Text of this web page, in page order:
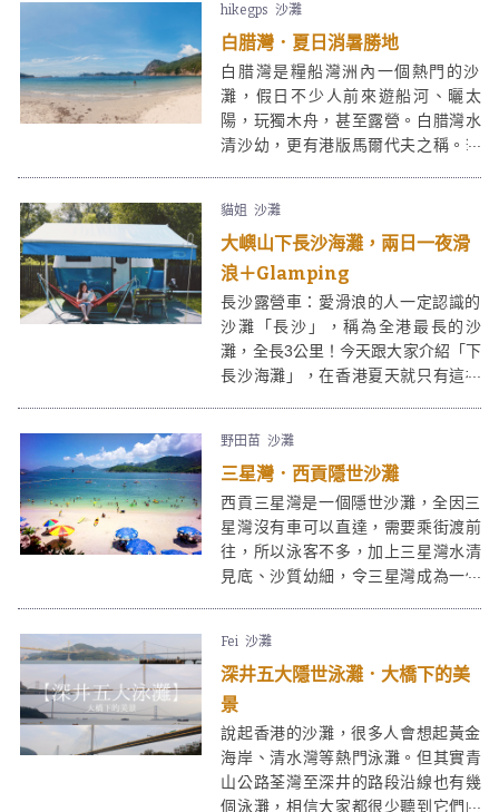
以及汲水門大橋。釣魚灣算得上「麻
雀雖小但五臟俱全」的泳灘，燒烤
場、更衣室、淋浴設備、洗手間、救
生員、無障礙設施俱齊，附近更有多
個停車場，對自駕人士來說十分方
便。
hikegps 沙灘
白腊灣．夏日消暑勝地
白腊灣是糧船灣洲內一個熱門的沙
灘，假日不少人前來遊船河、曬太
陽，玩獨木舟，甚至露營。白腊灣水
清沙幼，更有港版馬爾代夫之稱。筆
貓姐 沙灘
大嶼山下長沙海灘，兩日一夜滑
浪＋Glamping
長沙露營車：愛滑浪的人一定認識的
沙灘「長沙」，稱為全港最長的沙
灘，全長3公里！今天跟大家介紹「下
長沙海灘」，在香港夏天就只有這裡
系，因為「下長沙海灘」有很多不同
類型的水上活動、海邊餐廳、星空露
營車Glamping、BBQ⋯⋯超適合大家
來渡假！
野田苗 沙灘
三星灣．西貢隱世沙灘
西貢三星灣是一個隱世沙灘，全因三
星灣沒有車可以直達，需要乘街渡前
往，所以泳客不多，加上三星灣水清
見底、沙質幼細，令三星灣成為一個
Fei 沙灘
深井五大隱世泳灘．大橋下的美
景
說起香港的沙灘，很多人會想起黃金
海岸、清水灣等熱門泳灘。但其實青
山公路荃灣至深井的路段沿線也有幾
個泳灘，相信大家都很少聽到它們的